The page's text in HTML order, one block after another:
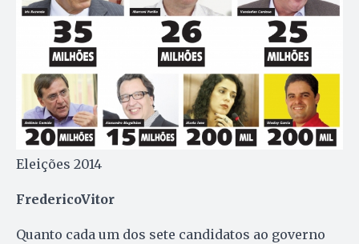
Eleições 2014
FredericoVitor
Quanto cada um dos sete candidatos ao governo